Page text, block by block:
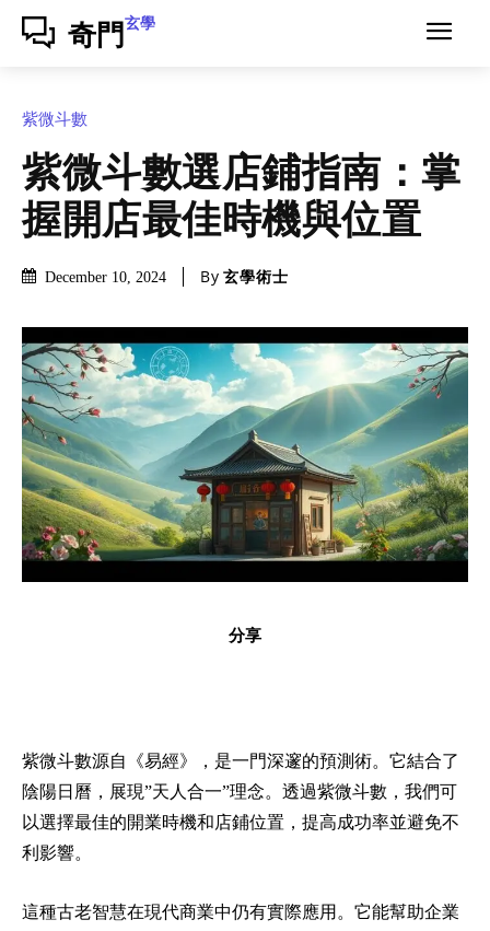
奇門 玄學
紫微斗數
紫微斗數選店鋪指南：掌
握開店最佳時機與位置
December 10, 2024 By 玄學術士
分享
紫微斗數源自《易經》，是一門深邃的預測術。它結合了
陰陽日曆，展現”天人合一”理念。透過紫微斗數，我們可
以選擇最佳的開業時機和店鋪位置，提高成功率並避免不
利影響。
這種古老智慧在現代商業中仍有實際應用。它能幫助企業